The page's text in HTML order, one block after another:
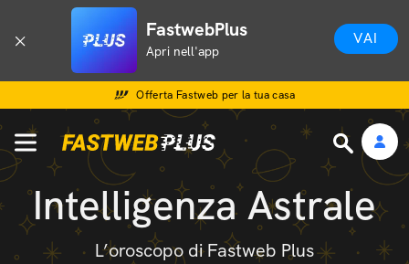
FastwebPlus
Apri nell'app
VAI
Offerta Fastweb per la tua casa
Intelligenza Astrale
L’oroscopo di Fastweb Plus